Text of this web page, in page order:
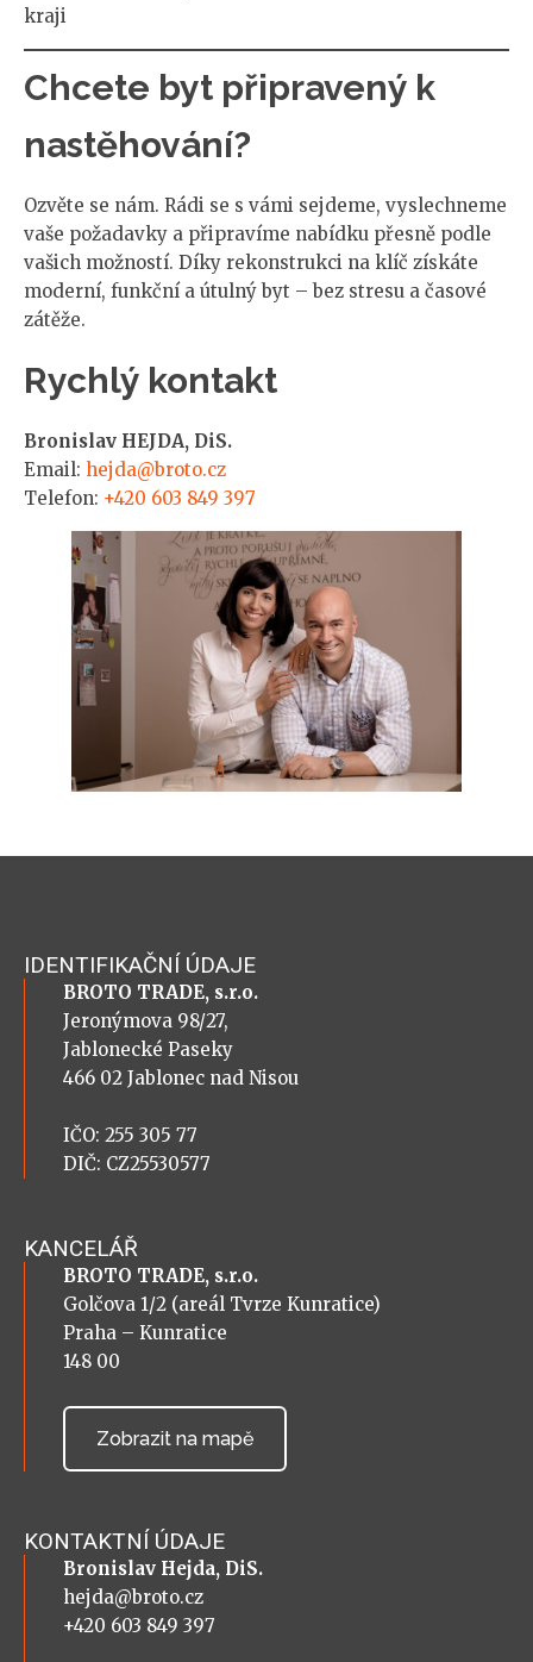
kraji
Chcete byt připravený k
nastěhování?
Ozvěte se nám. Rádi se s vámi sejdeme, vyslechneme
vaše požadavky a připravíme nabídku přesně podle
vašich možností. Díky rekonstrukci na klíč získáte
moderní, funkční a útulný byt – bez stresu a časové
zátěže.
Rychlý kontakt
Bronislav HEJDA, DiS.
Email: hejda@broto.cz
Telefon: +420 603 849 397
IDENTIFIKAČNÍ ÚDAJE
BROTO TRADE, s.r.o.
Jeronýmova 98/27,
Jablonecké Paseky
466 02 Jablonec nad Nisou
IČO: 255 305 77
DIČ: CZ25530577
KANCELÁŘ
BROTO TRADE, s.r.o.
Golčova 1/2 (areál Tvrze Kunratice)
Praha – Kunratice
148 00
Zobrazit na mapě
KONTAKTNÍ ÚDAJE
Bronislav Hejda, DiS.
hejda@broto.cz
+420 603 849 397